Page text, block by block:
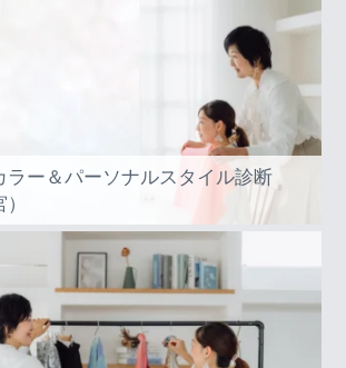
ラー＆パーソナルスタイル診断